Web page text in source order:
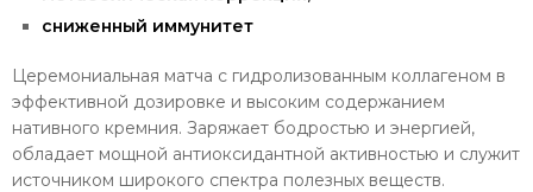
сниженный иммунитет
Церемониальная матча с гидролизованным коллагеном в
эффективной дозировке и высоким содержанием
нативного кремния. Заряжает бодростью и энергией,
обладает мощной антиоксидантной активностью и служит
источником широкого спектра полезных веществ.